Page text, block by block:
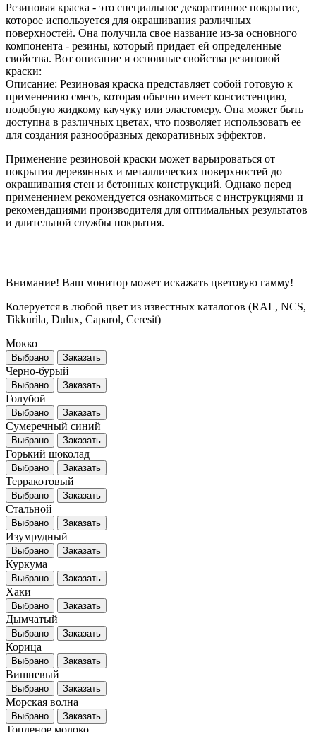
Резиновая краска - это специальное декоративное покрытие,
которое используется для окрашивания различных
поверхностей. Она получила свое название из-за основного
компонента - резины, который придает ей определенные
свойства. Вот описание и основные свойства резиновой
краски:
Описание: Резиновая краска представляет собой готовую к
применению смесь, которая обычно имеет консистенцию,
подобную жидкому каучуку или эластомеру. Она может быть
доступна в различных цветах, что позволяет использовать ее
для создания разнообразных декоративных эффектов.
Применение резиновой краски может варьироваться от
покрытия деревянных и металлических поверхностей до
окрашивания стен и бетонных конструкций. Однако перед
применением рекомендуется ознакомиться с инструкциями и
рекомендациями производителя для оптимальных результатов
и длительной службы покрытия.
Внимание! Ваш монитор может искажать цветовую гамму!
Колеруется в любой цвет из известных каталогов (RAL, NCS,
Tikkurila, Dulux, Caparol, Ceresit)
Мокко
Выбрано Заказать
Черно-бурый
Выбрано Заказать
Голубой
Выбрано Заказать
Сумеречный синий
Выбрано Заказать
Горький шоколад
Выбрано Заказать
Терракотовый
Выбрано Заказать
Стальной
Выбрано Заказать
Изумрудный
Выбрано Заказать
Куркума
Выбрано Заказать
Хаки
Выбрано Заказать
Дымчатый
Выбрано Заказать
Корица
Выбрано Заказать
Вишневый
Выбрано Заказать
Морская волна
Выбрано Заказать
Топленое молоко